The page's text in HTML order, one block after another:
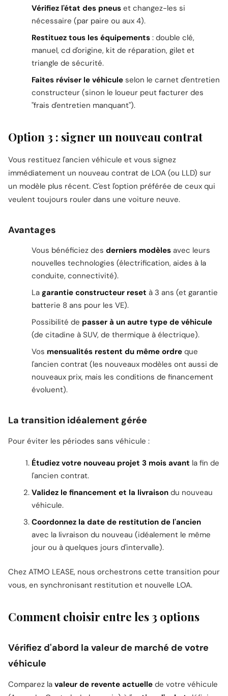
Vérifiez l'état des pneus et changez-les si
nécessaire (par paire ou aux 4).
Restituez tous les équipements : double clé,
manuel, cd d'origine, kit de réparation, gilet et
triangle de sécurité.
Faites réviser le véhicule selon le carnet d'entretien
constructeur (sinon le loueur peut facturer des
"frais d'entretien manquant").
Option 3 : signer un nouveau contrat
Vous restituez l'ancien véhicule et vous signez
immédiatement un nouveau contrat de LOA (ou LLD) sur
un modèle plus récent. C'est l'option préférée de ceux qui
veulent toujours rouler dans une voiture neuve.
Avantages
Vous bénéficiez des derniers modèles avec leurs
nouvelles technologies (électrification, aides à la
conduite, connectivité).
La garantie constructeur reset à 3 ans (et garantie
batterie 8 ans pour les VE).
Possibilité de passer à un autre type de véhicule
(de citadine à SUV, de thermique à électrique).
Vos mensualités restent du même ordre que
l'ancien contrat (les nouveaux modèles ont aussi de
nouveaux prix, mais les conditions de financement
évoluent).
La transition idéalement gérée
Pour éviter les périodes sans véhicule :
Étudiez votre nouveau projet 3 mois avant la fin de
l'ancien contrat.
Validez le financement et la livraison du nouveau
véhicule.
Coordonnez la date de restitution de l'ancien
avec la livraison du nouveau (idéalement le même
jour ou à quelques jours d'intervalle).
Chez ATMO LEASE, nous orchestrons cette transition pour
vous, en synchronisant restitution et nouvelle LOA.
Comment choisir entre les 3 options
Vérifiez d'abord la valeur de marché de votre
véhicule
Comparez la valeur de revente actuelle de votre véhicule